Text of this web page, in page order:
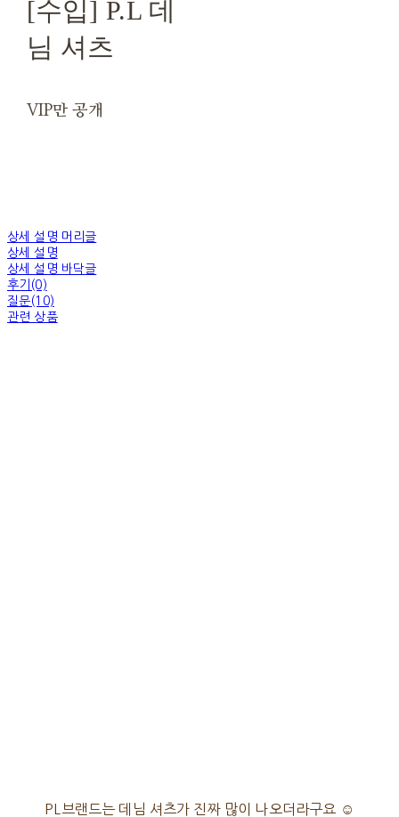
[수입] P.L 데
님 셔츠
VIP만 공개
상세 설명 머리글
상세 설명
상세 설명 바닥글
후기(0)
질문(10)
관련 상품
PL브랜드는 데님 셔츠가 진짜 많이 나오더라구요 ☺